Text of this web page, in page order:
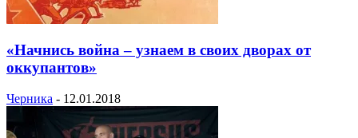
«Начнись война – узнаем в своих дворах от
оккупантов»
Черника - 12.01.2018